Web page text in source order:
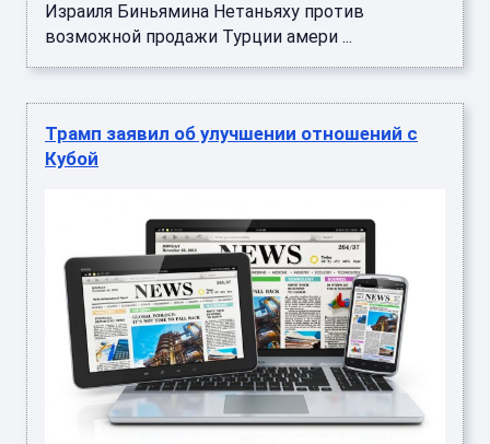
Израиля Биньямина Нетаньяху против
возможной продажи Турции амери ...
Трамп заявил об улучшении отношений с
Кубой